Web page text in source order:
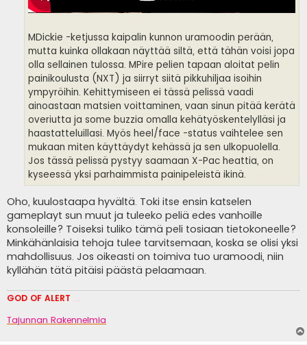
MDickie -ketjussa kaipalin kunnon uramoodin perään,
mutta kuinka ollakaan näyttää siltä, että tähän voisi jopa
olla sellainen tulossa. MPire pelien tapaan aloitat pelin
painikoulusta (NXT) ja siirryt siitä pikkuhiljaa isoihin
ympyröihin. Kehittymiseen ei tässä pelissä vaadi
ainoastaan matsien voittaminen, vaan sinun pitää kerätä
overiutta ja some buzzia omalla kehätyöskentelylläsi ja
haastatteluillasi. Myös heel/face -status vaihtelee sen
mukaan miten käyttäydyt kehässä ja sen ulkopuolella.
Jos tässä pelissä pystyy saamaan X-Pac heattia, on
kyseessä yksi parhaimmista painipeleistä ikinä.
Oho, kuulostaapa hyvältä. Toki itse ensin katselen
gameplayt sun muut ja tuleeko peliä edes vanhoille
konsoleille? Toiseksi tuliko tämä peli tosiaan tietokoneelle?
Minkähänlaisia tehoja tulee tarvitsemaan, koska se olisi yksi
mahdollisuus. Jos oikeasti on toimiva tuo uramoodi, niin
kyllähän tätä pitäisi päästä pelaamaan.
GOD OF ALERT
Tajunnan Rakennelmia